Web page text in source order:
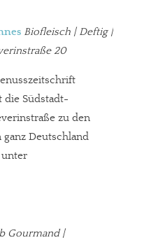
Biofleisch | Deftig |
20
die Südstadt-
zu den
Deutschland
Gourmand |